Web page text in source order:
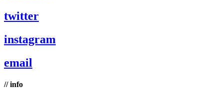
twitter
instagram
email
// info